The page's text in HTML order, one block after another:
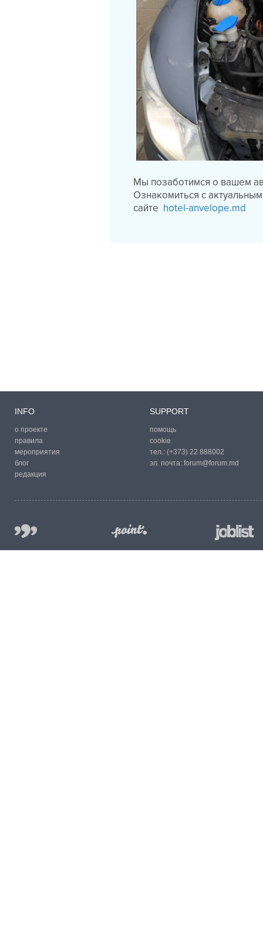
Мы позаботимся о вашем
Ознакомиться с
сайте hotel-anvelope.md
INFO
о проекте
правила
мероприятия
блог
редакция
SUPPORT
помощь
cookie
тел.: (+373) 22 888002
эл. почта: forum@forum.md